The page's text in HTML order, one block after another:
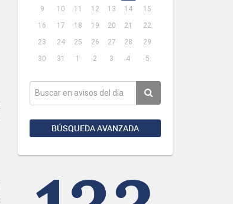
9
10 11 12 13 14
15
16
17 18 19 20 21
22
23
24 25 26 27 28
29
30
31 1 2 3 4 5
BÚSQUEDA AVANZADA